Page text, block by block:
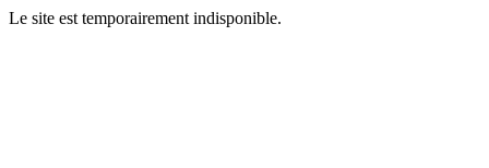
Le site est temporairement indisponible.